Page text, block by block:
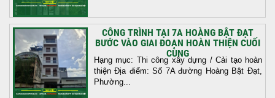
CÔNG TRÌNH TẠI 7A HOÀNG BẬT ĐẠT
BƯỚC VÀO GIAI ĐOẠN HOÀN THIỆN CUỐI
CÙNG
Hạng mục: Thi công xây dựng / Cải tạo hoàn
thiện Địa điểm: Số 7A đường Hoàng Bật Đạt,
Phường...